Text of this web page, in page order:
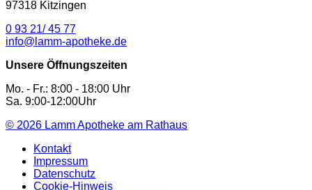
97318 Kitzingen
0 93 21/ 45 77
info@lamm-apotheke.de
Unsere Öffnungszeiten
Mo. - Fr.: 8:00 - 18:00 Uhr
Sa. 9:00-12:00Uhr
© 2026 Lamm Apotheke am Rathaus
Kontakt
Impressum
Datenschutz
Cookie-Hinweis